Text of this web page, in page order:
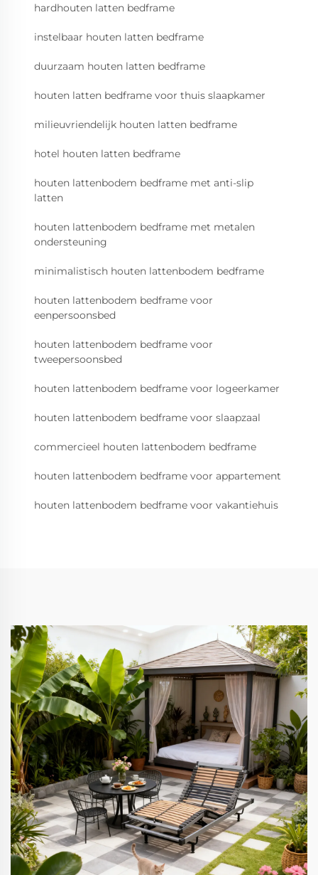
hardhouten latten bedframe
instelbaar houten latten bedframe
duurzaam houten latten bedframe
houten latten bedframe voor thuis slaapkamer
milieuvriendelijk houten latten bedframe
hotel houten latten bedframe
houten lattenbodem bedframe met anti-slip
latten
houten lattenbodem bedframe met metalen
ondersteuning
minimalistisch houten lattenbodem bedframe
houten lattenbodem bedframe voor
eenpersoonsbed
houten lattenbodem bedframe voor
tweepersoonsbed
houten lattenbodem bedframe voor logeerkamer
houten lattenbodem bedframe voor slaapzaal
commercieel houten lattenbodem bedframe
houten lattenbodem bedframe voor appartement
houten lattenbodem bedframe voor vakantiehuis